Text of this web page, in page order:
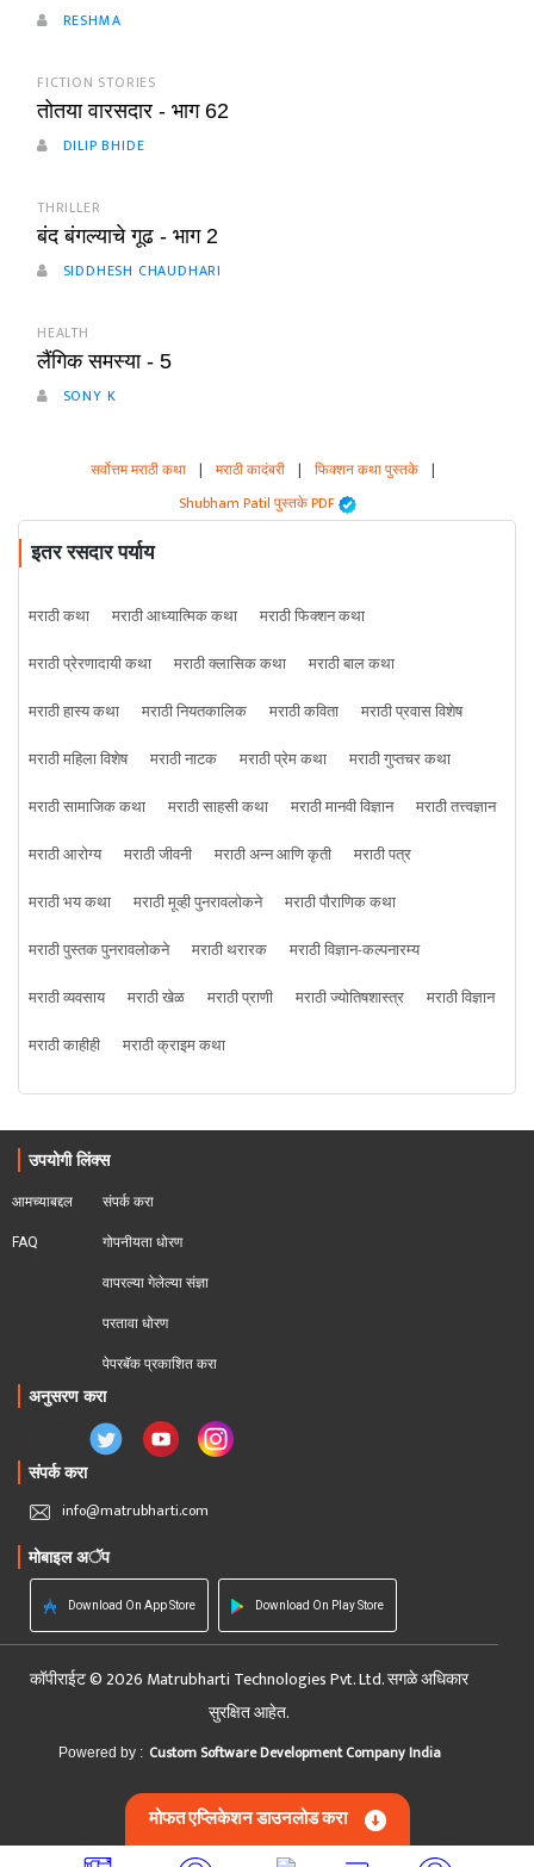
RESHMA
FICTION STORIES
तोतया वारसदार - भाग 62
DILIP BHIDE
THRILLER
बंद बंगल्याचे गूढ - भाग 2
SIDDHESH CHAUDHARI
HEALTH
लैंगिक समस्या - 5
SONY K
सर्वोत्तम मराठी कथा | मराठी कादंबरी | फिक्शन कथा पुस्तके |
Shubham Patil पुस्तके PDF
इतर रसदार पर्याय
मराठी कथा मराठी आध्यात्मिक कथा
मराठी फिक्शन कथा
मराठी प्रेरणादायी कथा
मराठी क्लासिक कथा
मराठी बाल कथा
मराठी हास्य कथा
मराठी नियतकालिक मराठी कविता
मराठी प्रवास विशेष
मराठी महिला विशेष
मराठी नाटक मराठी प्रेम कथा
मराठी गुप्तचर कथा
मराठी सामाजिक कथा
मराठी साहसी कथा मराठी मानवी विज्ञान
मराठी तत्त्वज्ञान
मराठी आरोग्य
मराठी जीवनी मराठी अन्न आणि कृती
मराठी पत्र
मराठी भय कथा
मराठी मूव्ही पुनरावलोकने
मराठी पौराणिक कथा
मराठी पुस्तक पुनरावलोकने
मराठी थरारक
मराठी विज्ञान-कल्पनारम्य
मराठी व्यवसाय
मराठी खेळ मराठी प्राणी मराठी ज्योतिषशास्त्र
मराठी विज्ञान
मराठी काहीही
मराठी क्राइम कथा
उपयोगी लिंक्स
आमच्याबद्दल
FAQ
संपर्क करा
गोपनीयता धोरण
वापरल्या गेलेल्या संज्ञा
परतावा धोरण
पेपरबॅक प्रकाशित करा
अनुसरण करा
संपर्क करा
info@matrubharti.com
मोबाइल अॅप
Download On App Store Download On Play Store
कॉपीराईट © 2026 Matrubharti Technologies Pvt. Ltd. सगळे अधिकार
सुरक्षित आहेत.
Powered by : Custom Software Development Company India
मोफत एप्लिकेशन डाउनलोड करा